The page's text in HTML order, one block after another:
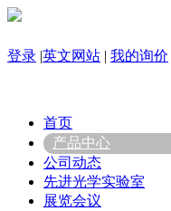
登录 |英文网站 | 我的询价
首页
产品中心
公司动态
先进光学实验室
展览会议